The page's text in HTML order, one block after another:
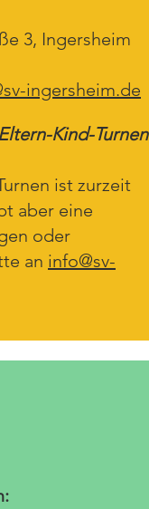
3, Ingersheim
ingersheim.de
Kind-Turnen
ist zurzeit
aber eine
oder
an info@sv-